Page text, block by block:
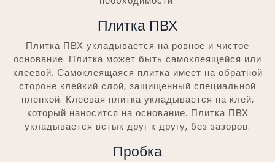
Плитка ПВХ
Плитка ПВХ укладывается на ровное и чистое
основание. Плитка может быть самоклеящейся или
клеевой. Самоклеящаяся плитка имеет на обратной
стороне клейкий слой, защищенный специальной
пленкой. Клеевая плитка укладывается на клей,
который наносится на основание. Плитка ПВХ
укладывается встык друг к другу, без зазоров.
Пробка